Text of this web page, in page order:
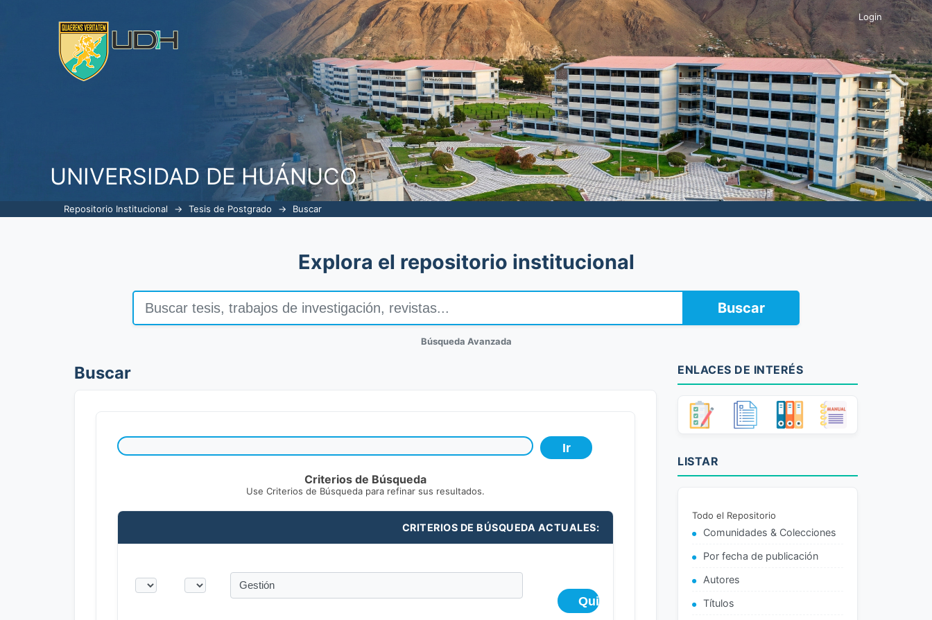
UNIVERSIDAD DE HUÁNUCO
Login
Repositorio Institucional → Tesis de Postgrado → Buscar
Explora el repositorio institucional
Buscar
Búsqueda Avanzada
Buscar
Criterios de Búsqueda
Use Criterios de Búsqueda para refinar sus resultados.
CRITERIOS DE BÚSQUEDA ACTUALES:
ENLACES DE INTERÉS
LISTAR
Todo el Repositorio
Comunidades & Colecciones
Por fecha de publicación
Autores
Títulos